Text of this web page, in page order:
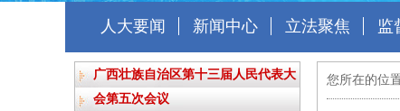
人大要闻 新闻中心 立法聚焦 监
广西壮族自治区第十三届人民代表大
会第五次会议
您所在的位